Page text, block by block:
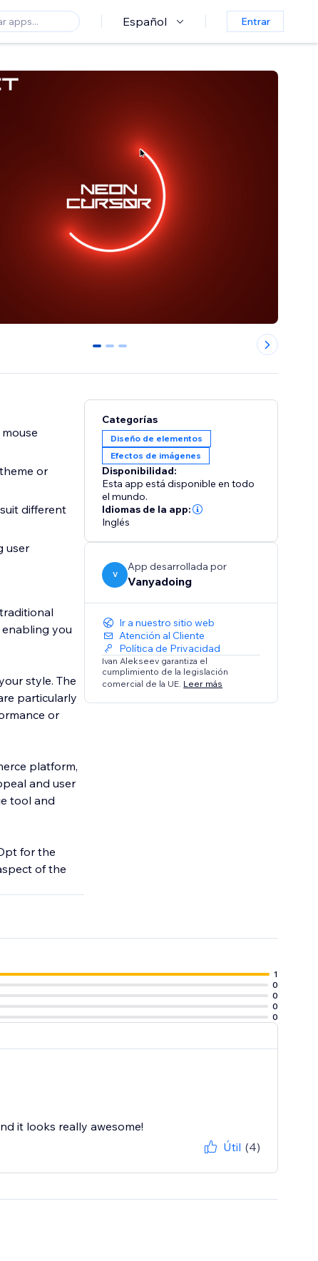
Español Entrar
0 1 2
or
different
user
you
style. The
particularly
or
platform,
and user
tool and
for the
of the
Categorías
Diseño de elementos
Efectos de imágenes
Disponibilidad:
Esta app está disponible en todo
el mundo.
Idiomas de la app:
Inglés
V
App desarrollada por
Vanyadoing
Ir a nuestro sitio web
Atención al Cliente
Política de Privacidad
Ivan Alekseev garantiza el
cumplimiento de la legislación
comercial de la UE. Leer más
1
0
0
0
0
it looks really awesome!
Útil (4)